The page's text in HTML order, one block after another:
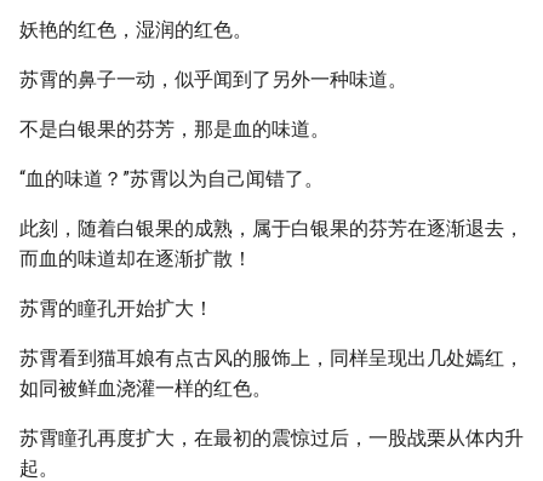
妖艳的红色，湿润的红色。
苏霄的鼻子一动，似乎闻到了另外一种味道。
不是白银果的芬芳，那是血的味道。
“血的味道？”苏霄以为自己闻错了。
此刻，随着白银果的成熟，属于白银果的芬芳在逐渐退去，
而血的味道却在逐渐扩散！
苏霄的瞳孔开始扩大！
苏霄看到猫耳娘有点古风的服饰上，同样呈现出几处嫣红，
如同被鲜血浇灌一样的红色。
苏霄瞳孔再度扩大，在最初的震惊过后，一股战栗从体内升
起。